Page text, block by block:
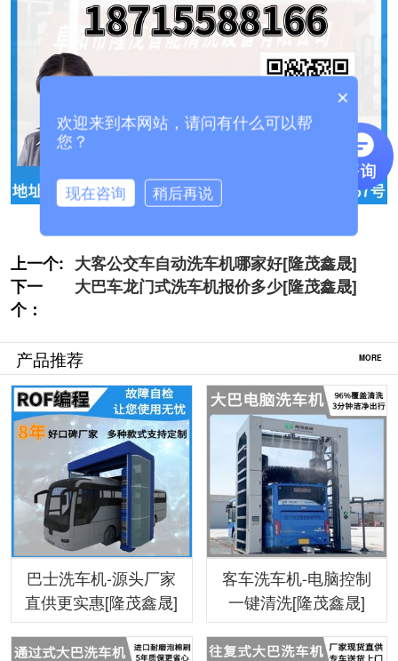
上一个: 大客公交车自动洗车机哪家好[隆茂鑫晟]
下一
个：
大巴车龙门式洗车机报价多少[隆茂鑫晟]
产品推荐 MORE
巴士洗车机-源头厂家
直供更实惠[隆茂鑫晟]
客车洗车机-电脑控制
一键清洗[隆茂鑫晟]
×
欢迎来到本网站，请问有什么可以帮
您？
现在咨询 稍后再说